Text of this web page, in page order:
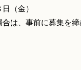
（金）
は、事前に募集を締